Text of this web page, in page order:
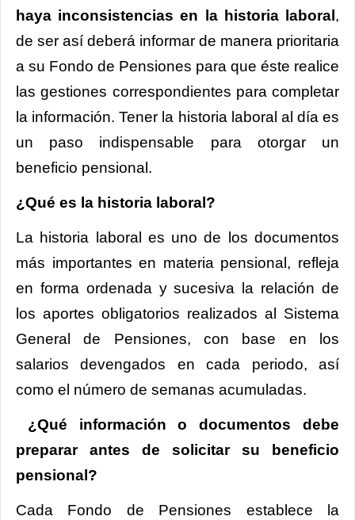
haya inconsistencias en la historia laboral ,
de ser así deberá informar de manera prioritaria
a su Fondo de Pensiones para que éste realice
las gestiones correspondientes para completar
la información. Tener la historia laboral al día es
un paso indispensable para otorgar un
beneficio pensional.
¿Qué es la historia laboral?
La historia laboral es uno de los documentos
más importantes en materia pensional, refleja
en forma ordenada y sucesiva la relación de
los aportes obligatorios realizados al Sistema
General de Pensiones, con base en los
salarios devengados en cada periodo, así
como el número de semanas acumuladas.
¿Qué información o documentos debe
preparar antes de solicitar su beneficio
pensional?
Cada Fondo de Pensiones establece la